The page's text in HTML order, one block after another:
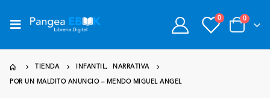
0 0
TIENDA INFANTIL, NARRATIVA
POR UN MALDITO ANUNCIO – MENDO MIGUEL ANGEL